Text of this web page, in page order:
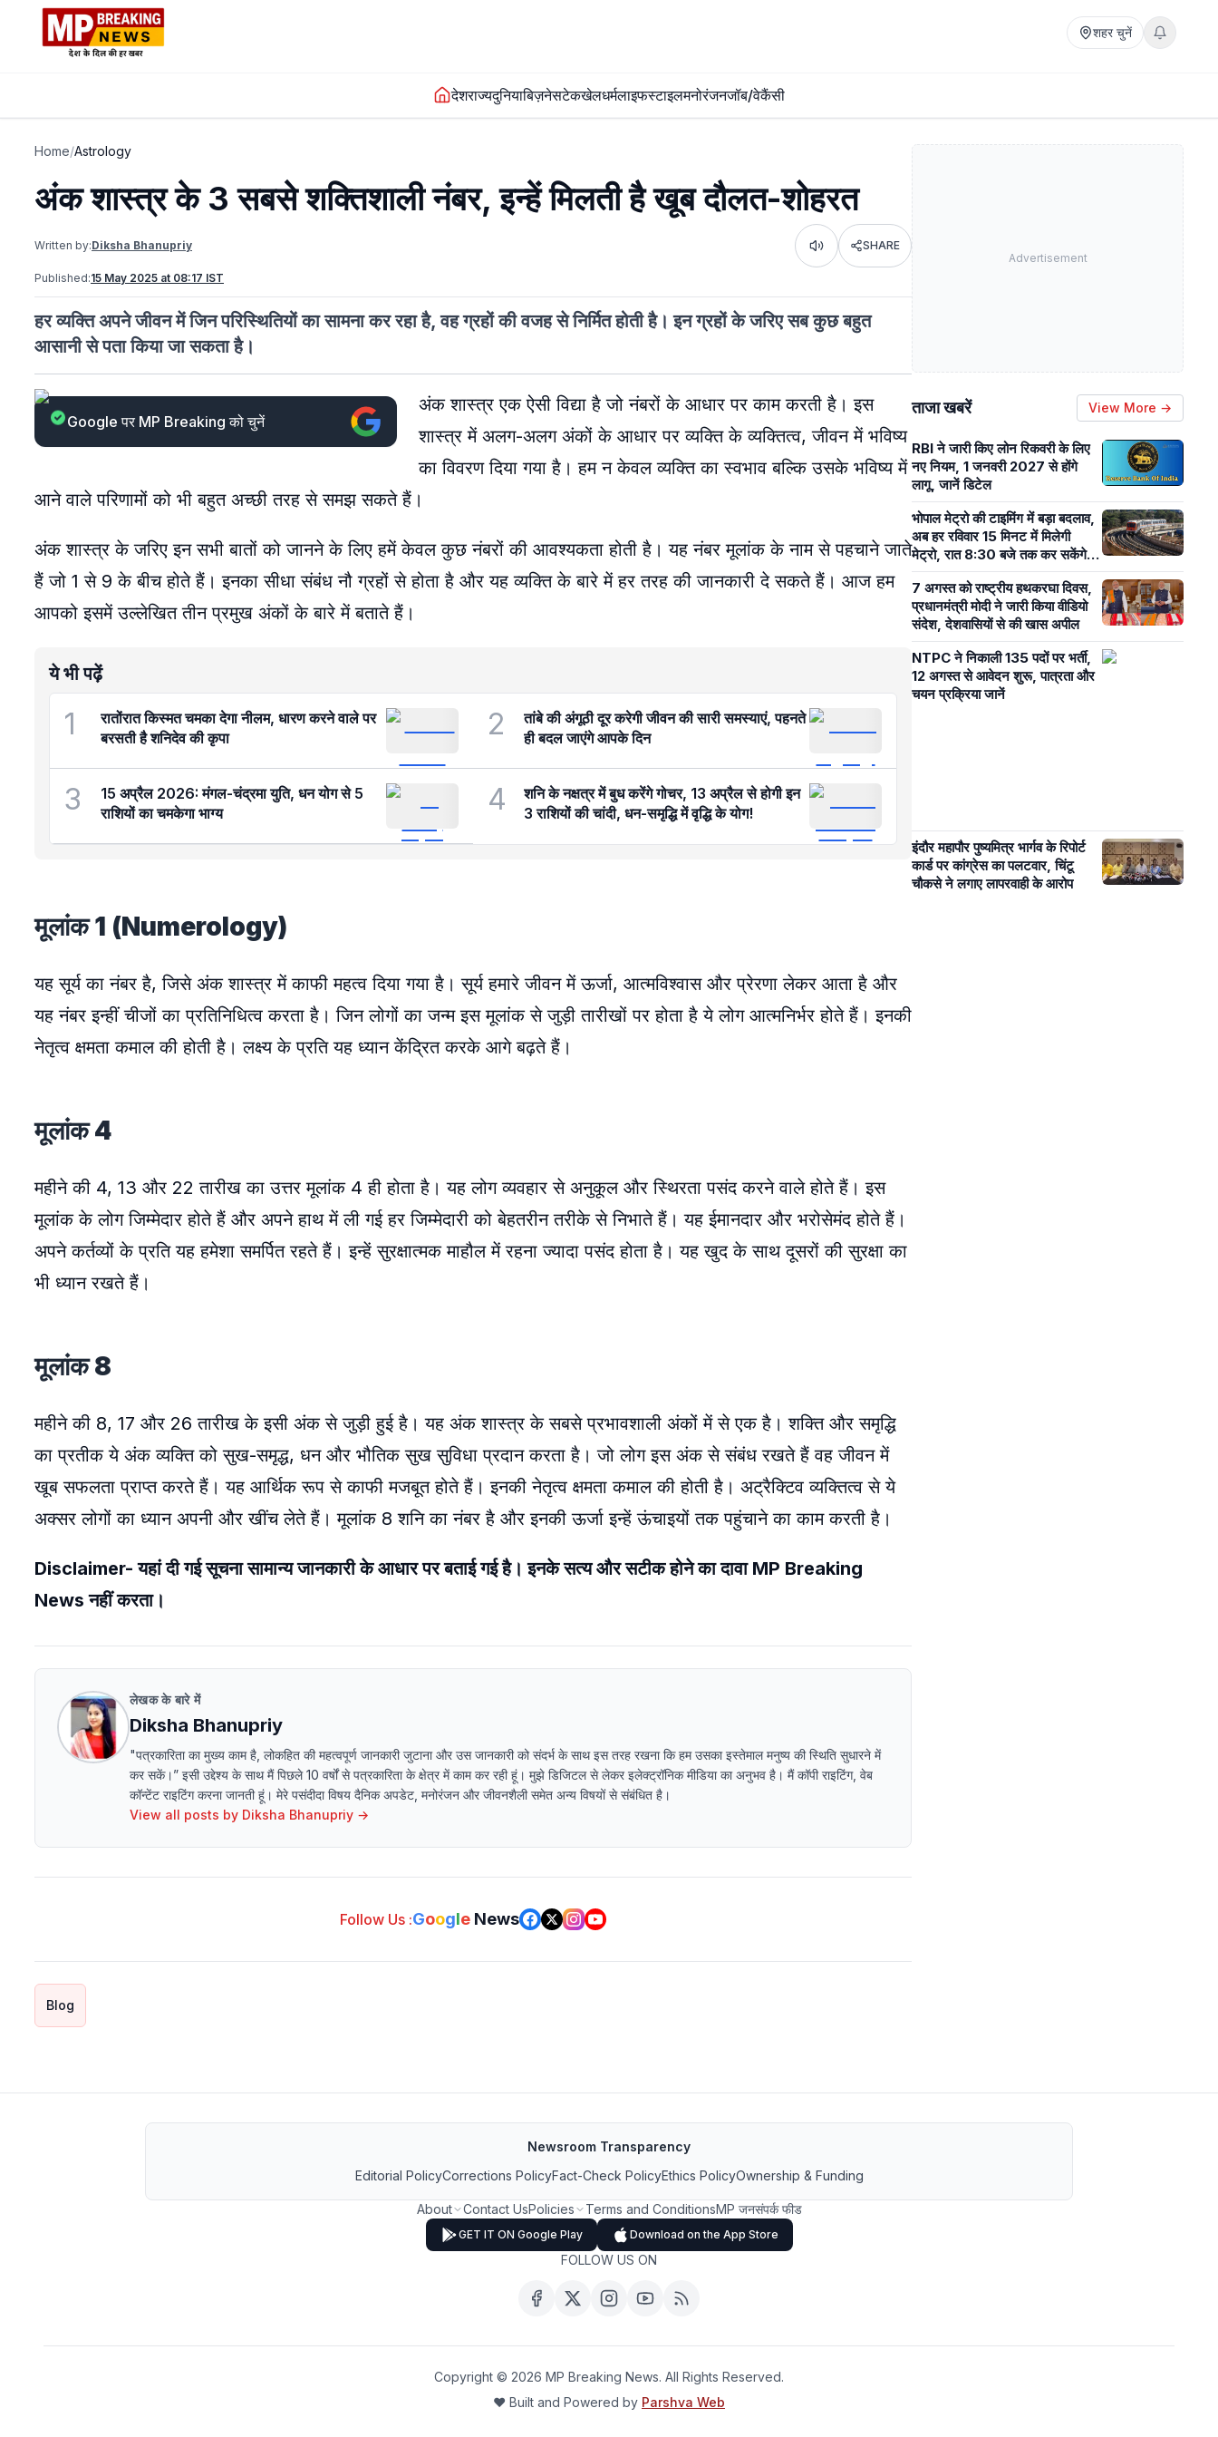
शहर चुनें
देशराज्यदुनियाबिज़नेसटेकखेलधर्मलाइफस्टाइलमनोरंजनजॉब/वेकैंसी
Home/Astrology
अंक शास्त्र के 3 सबसे शक्तिशाली नंबर, इन्हें मिलती है खूब दौलत-शोहरत
Written by:Diksha Bhanupriy Listen SHARE
Published:15 May 2025 at 08:17 IST
हर व्यक्ति अपने जीवन में जिन परिस्थितियों का सामना कर रहा है, वह ग्रहों की वजह से निर्मित होती है। इन ग्रहों के जरिए सब कुछ बहुत
आसानी से पता किया जा सकता है।
Google पर MP Breaking को चुनें
अंक शास्त्र एक ऐसी विद्या है जो नंबरों के आधार पर काम करती है। इस
शास्त्र में अलग-अलग अंकों के आधार पर व्यक्ति के व्यक्तित्व, जीवन में भविष्य
का विवरण दिया गया है। हम न केवल व्यक्ति का स्वभाव बल्कि उसके भविष्य में
आने वाले परिणामों को भी बहुत अच्छी तरह से समझ सकते हैं।
अंक शास्त्र के जरिए इन सभी बातों को जानने के लिए हमें केवल कुछ नंबरों की आवश्यकता होती है। यह नंबर मूलांक के नाम से पहचाने जाते
हैं जो 1 से 9 के बीच होते हैं। इनका सीधा संबंध नौ ग्रहों से होता है और यह व्यक्ति के बारे में हर तरह की जानकारी दे सकते हैं। आज हम
आपको इसमें उल्लेखित तीन प्रमुख अंकों के बारे में बताते हैं।
ये भी पढ़ें
1
रातोंरात किस्मत चमका देगा नीलम, धारण करने वाले पर
बरसती है शनिदेव की कृपा
2
तांबे की अंगूठी दूर करेगी जीवन की सारी समस्याएं, पहनते
ही बदल जाएंगे आपके दिन
3
15 अप्रैल 2026: मंगल-चंद्रमा युति, धन योग से 5
राशियों का चमकेगा भाग्य
4
शनि के नक्षत्र में बुध करेंगे गोचर, 13 अप्रैल से होगी इन
3 राशियों की चांदी, धन-समृद्धि में वृद्धि के योग!
मूलांक 1 (Numerology)
यह सूर्य का नंबर है, जिसे अंक शास्त्र में काफी महत्व दिया गया है। सूर्य हमारे जीवन में ऊर्जा, आत्मविश्वास और प्रेरणा लेकर आता है और
यह नंबर इन्हीं चीजों का प्रतिनिधित्व करता है। जिन लोगों का जन्म इस मूलांक से जुड़ी तारीखों पर होता है ये लोग आत्मनिर्भर होते हैं। इनकी
नेतृत्व क्षमता कमाल की होती है। लक्ष्य के प्रति यह ध्यान केंद्रित करके आगे बढ़ते हैं।
मूलांक 4
महीने की 4, 13 और 22 तारीख का उत्तर मूलांक 4 ही होता है। यह लोग व्यवहार से अनुकूल और स्थिरता पसंद करने वाले होते हैं। इस
मूलांक के लोग जिम्मेदार होते हैं और अपने हाथ में ली गई हर जिम्मेदारी को बेहतरीन तरीके से निभाते हैं। यह ईमानदार और भरोसेमंद होते हैं।
अपने कर्तव्यों के प्रति यह हमेशा समर्पित रहते हैं। इन्हें सुरक्षात्मक माहौल में रहना ज्यादा पसंद होता है। यह खुद के साथ दूसरों की सुरक्षा का
भी ध्यान रखते हैं।
मूलांक 8
महीने की 8, 17 और 26 तारीख के इसी अंक से जुड़ी हुई है। यह अंक शास्त्र के सबसे प्रभावशाली अंकों में से एक है। शक्ति और समृद्धि
का प्रतीक ये अंक व्यक्ति को सुख-समृद्ध, धन और भौतिक सुख सुविधा प्रदान करता है। जो लोग इस अंक से संबंध रखते हैं वह जीवन में
खूब सफलता प्राप्त करते हैं। यह आर्थिक रूप से काफी मजबूत होते हैं। इनकी नेतृत्व क्षमता कमाल की होती है। अट्रैक्टिव व्यक्तित्व से ये
अक्सर लोगों का ध्यान अपनी और खींच लेते हैं। मूलांक 8 शनि का नंबर है और इनकी ऊर्जा इन्हें ऊंचाइयों तक पहुंचाने का काम करती है।
Disclaimer- यहां दी गई सूचना सामान्य जानकारी के आधार पर बताई गई है। इनके सत्य और सटीक होने का दावा MP Breaking
News नहीं करता।
लेखक के बारे में
Diksha Bhanupriy
"पत्रकारिता का मुख्य काम है, लोकहित की महत्वपूर्ण जानकारी जुटाना और उस जानकारी को संदर्भ के साथ इस तरह रखना कि हम उसका इस्तेमाल मनुष्य की स्थिति सुधारने में
कर सकें।” इसी उद्देश्य के साथ मैं पिछले 10 वर्षों से पत्रकारिता के क्षेत्र में काम कर रही हूं। मुझे डिजिटल से लेकर इलेक्ट्रॉनिक मीडिया का अनुभव है। मैं कॉपी राइटिंग, वेब
कॉन्टेंट राइटिंग करना जानती हूं। मेरे पसंदीदा विषय दैनिक अपडेट, मनोरंजन और जीवनशैली समेत अन्य विषयों से संबंधित है।
View all posts by Diksha Bhanupriy →
Follow Us :Google News
Blog
Advertisement
ताजा खबरें View More →
RBI ने जारी किए लोन रिकवरी के लिए
नए नियम, 1 जनवरी 2027 से होंगे
लागू, जानें डिटेल
भोपाल मेट्रो की टाइमिंग में बड़ा बदलाव,
अब हर रविवार 15 मिनट में मिलेगी
मेट्रो, रात 8:30 बजे तक कर सकेंगे
सफर
7 अगस्त को राष्ट्रीय हथकरघा दिवस,
प्रधानमंत्री मोदी ने जारी किया वीडियो
संदेश, देशवासियों से की खास अपील
NTPC ने निकाली 135 पदों पर भर्ती,
12 अगस्त से आवेदन शुरू, पात्रता और
चयन प्रक्रिया जानें
इंदौर महापौर पुष्यमित्र भार्गव के रिपोर्ट
कार्ड पर कांग्रेस का पलटवार, चिंटू
चौकसे ने लगाए लापरवाही के आरोप
Newsroom Transparency
Editorial PolicyCorrections PolicyFact-Check PolicyEthics PolicyOwnership & Funding
About Contact UsPolicies Terms and ConditionsMP जनसंपर्क फीड
GET IT ON Google Play Download on the App Store
FOLLOW US ON
Copyright © 2026 MP Breaking News. All Rights Reserved.
❤️ Built and Powered by Parshva Web